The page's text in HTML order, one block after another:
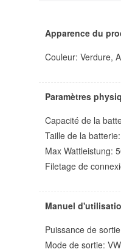
Apparence du
Couleur: Verdure,
Paramètres
Capacité de la
Taille de la
Max Wattleistung:
Filetage de
Manuel
Puissance de
Mode de sortie: